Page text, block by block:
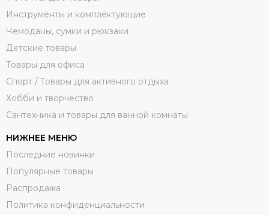
Инструменты и комплектующие
Чемоданы, сумки и рюкзаки
Детские товары
Товары для офиса
Спорт / Товары для активного отдыха
Хобби и творчество
Сантехника и товары для ванной комнаты
НИЖНЕЕ МЕНЮ
Последние новинки
Популярные товары
Распродажа
Политика конфиденциальности